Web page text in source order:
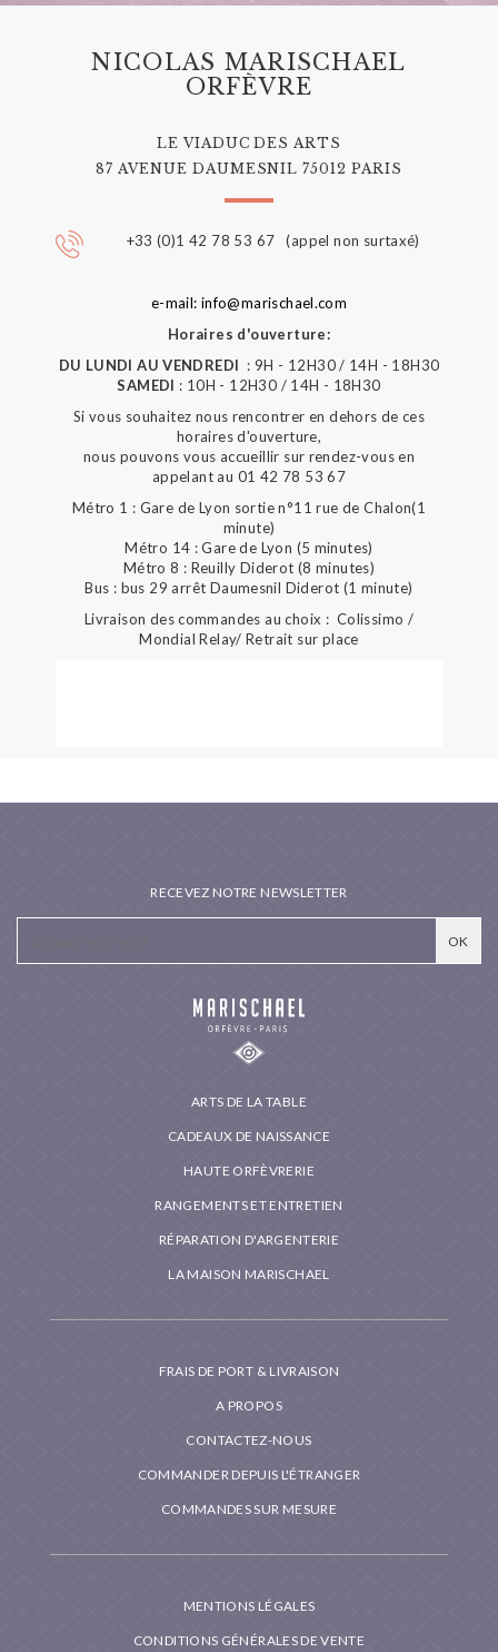
NICOLAS MARISCHAEL
ORFÈVRE
LE VIADUC DES ARTS
87 AVENUE DAUMESNIL 75012 PARIS
+33 (0)1 42 78 53 67 (appel non surtaxé)
e-mail: info@marischael.com
Horaires d'ouverture:
DU LUNDI AU VENDREDI : 9H - 12H30 / 14H - 18H30
SAMEDI : 10H - 12H30 / 14H - 18H30
Si vous souhaitez nous rencontrer en dehors de ces
horaires d'ouverture,
nous pouvons vous accueillir sur rendez-vous en
appelant au 01 42 78 53 67
Métro 1 : Gare de Lyon sortie n°11 rue de Chalon(1
minute)
Métro 14 : Gare de Lyon (5 minutes)
Métro 8 : Reuilly Diderot (8 minutes)
Bus : bus 29 arrêt Daumesnil Diderot (1 minute)
Livraison des commandes au choix : Colissimo /
Mondial Relay/ Retrait sur place
ARTS DE LA TABLE
CADEAUX DE NAISSANCE
HAUTE ORFÈVRERIE
RANGEMENTS ET ENTRETIEN
RÉPARATION D'ARGENTERIE
LA MAISON MARISCHAEL
FRAIS DE PORT & LIVRAISON
A PROPOS
CONTACTEZ-NOUS
COMMANDER DEPUIS L'ÉTRANGER
COMMANDES SUR MESURE
MENTIONS LÉGALES
CONDITIONS GÉNÉRALES DE VENTE
RECEVEZ NOTRE NEWSLETTER